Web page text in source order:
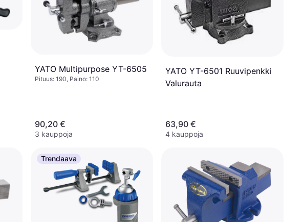
YATO Multipurpose YT-6505
Pituus: 190, Paino: 110
90,20 €
3 kauppoja
YATO YT-6501 Ruuvipenkki
Valurauta
63,90 €
4 kauppoja
Trendaava